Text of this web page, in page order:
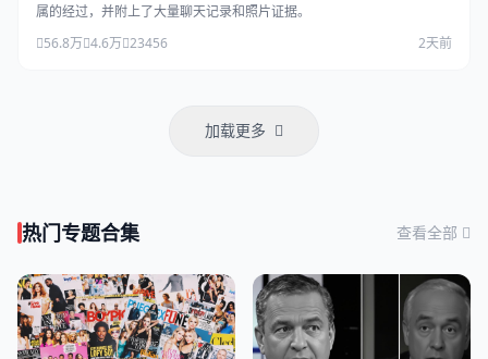
属的经过，并附上了大量聊天记录和照片证据。
56.8万 4.6万 23456 2天前
加载更多
热门专题合集 查看全部